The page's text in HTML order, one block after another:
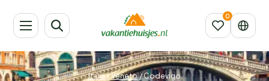
Italië/Veneto/Codevigo